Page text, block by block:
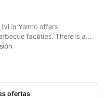
in Yermo offers
facilities. There is a
for the convenience of
ofertas